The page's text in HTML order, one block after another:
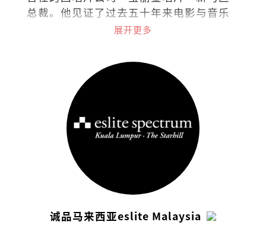
总裁。他见证了过去五十年来电影与音乐
演变，是流行娱乐的活字典。
展开更多
诚品马来西亚eslite Malaysia